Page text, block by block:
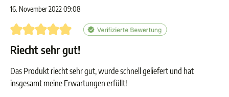
16. November 2022 09:08
Bewertung mit 5 von 5 Sternen
Riecht sehr gut!
Das Produkt riecht sehr gut, wurde schnell geliefert und hat
insgesamt meine Erwartungen erfüllt!